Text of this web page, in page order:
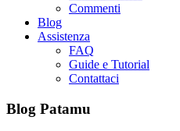
Commenti
Blog
Assistenza
FAQ
Guide e Tutorial
Contattaci
Blog Patamu